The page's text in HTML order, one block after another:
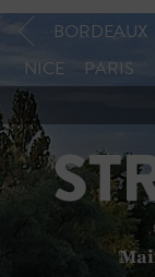
BORDEAUX
NICE
PARIS